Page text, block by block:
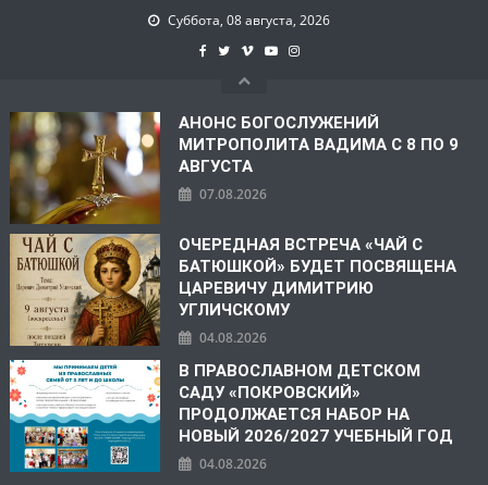
Суббота, 08 августа, 2026
АНОНС БОГОСЛУЖЕНИЙ
МИТРОПОЛИТА ВАДИМА С 8 ПО 9
АВГУСТА
07.08.2026
ОЧЕРЕДНАЯ ВСТРЕЧА «ЧАЙ С
БАТЮШКОЙ» БУДЕТ ПОСВЯЩЕНА
ЦАРЕВИЧУ ДИМИТРИЮ
УГЛИЧСКОМУ
04.08.2026
В ПРАВОСЛАВНОМ ДЕТСКОМ
САДУ «ПОКРОВСКИЙ»
ПРОДОЛЖАЕТСЯ НАБОР НА
НОВЫЙ 2026/2027 УЧЕБНЫЙ ГОД
04.08.2026